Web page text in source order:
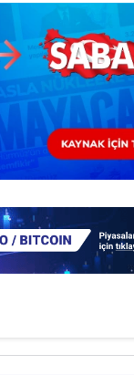
almak için lütfen